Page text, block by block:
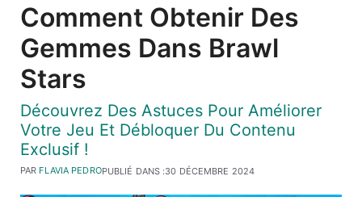
Comment Obtenir Des
Gemmes Dans Brawl
Stars
Découvrez Des Astuces Pour Améliorer
Votre Jeu Et Débloquer Du Contenu
Exclusif !
PUBLIÉ DANS :30 DÉCEMBRE 2024
PAR FLAVIA PEDRO